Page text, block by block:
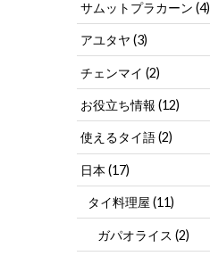
サムットプラカーン(4)
アユタヤ(3)
チェンマイ(2)
お役立ち情報(12)
使えるタイ語(2)
日本(17)
タイ料理屋 (11)
ガパオライス(2)